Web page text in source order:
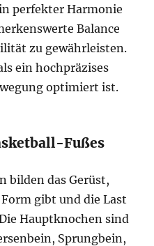
perfekter Harmonie
Balance
zu gewährleisten.
ein hochpräzises
optimiert ist.
Fußes
bilden das Gerüst,
gibt und die Last
Hauptknochen sind
Sprungbein,